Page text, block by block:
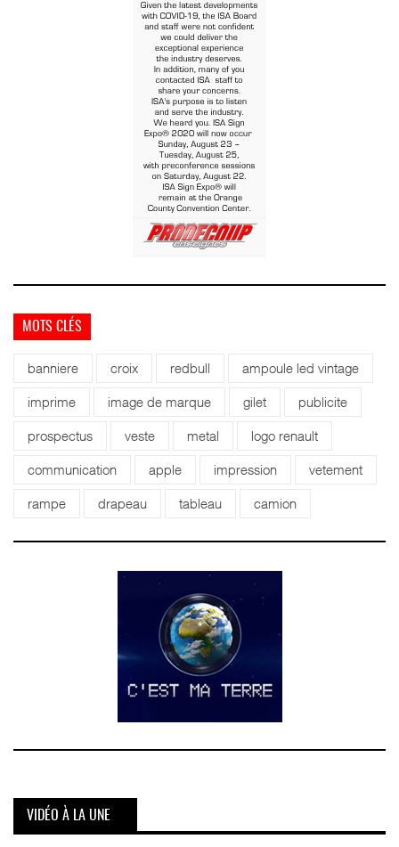
MOTS CLÉS
banniere croix redbull ampoule led vintage
imprime image de marque gilet publicite
prospectus veste metal logo renault
communication apple impression vetement
rampe drapeau tableau camion
VIDÉO À LA UNE